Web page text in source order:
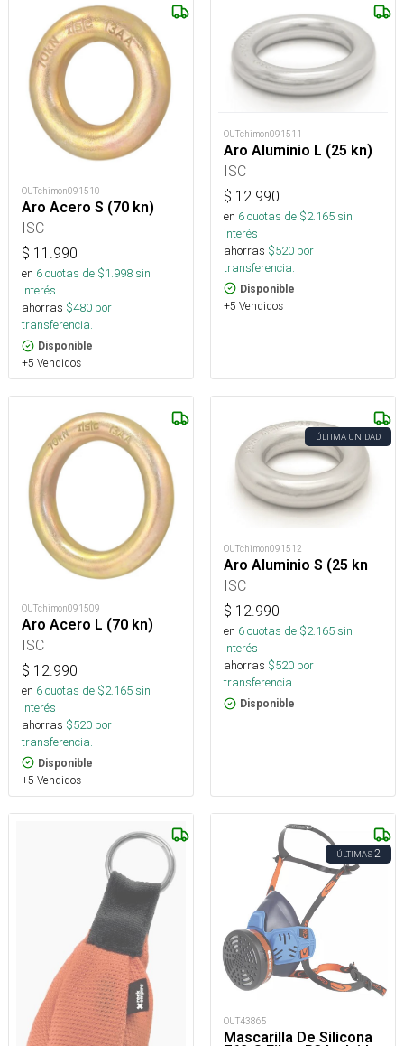
OUTchimon091510
Aro Acero S (70 kn)
ISC
$ 11.990
en 6cuotas de $1.998sin
interés
ahorras $480 por
transferencia.
Disponible
+5 Vendidos
OUTchimon091511
Aro Aluminio L (25 kn)
ISC
$ 12.990
en 6cuotas de $2.165sin
interés
ahorras $520 por
transferencia.
Disponible
+5 Vendidos
OUTchimon091509
Aro Acero L (70 kn)
ISC
$ 12.990
en 6cuotas de $2.165sin
interés
ahorras $520 por
transferencia.
Disponible
+5 Vendidos
ÚLTIMA UNIDAD
OUTchimon091512
Aro Aluminio S (25 kn
ISC
$ 12.990
en 6cuotas de $2.165sin
interés
ahorras $520 por
transferencia.
Disponible
ÚLTIMAS2
OUT43865
Mascarilla De Silicona